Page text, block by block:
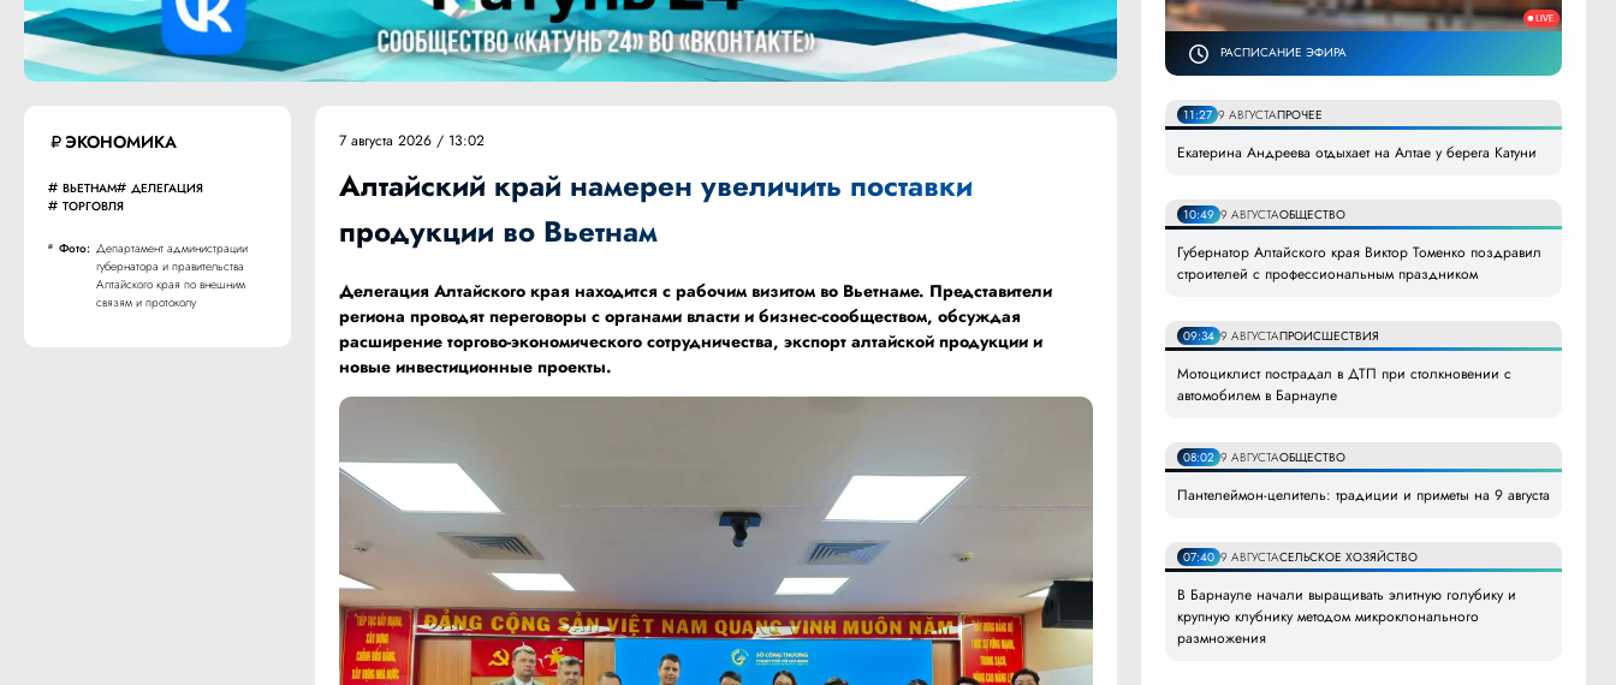
ЭКОНОМИКА
ВЬЕТНАМ
ДЕЛЕГАЦИЯ
ТОРГОВЛЯ
Фото: Департамент администрации
губернатора и правительства
Алтайского края по внешним
связям и протоколу
7 августа 2026 / 13:02
Алтайский край намерен увеличить поставки
продукции во Вьетнам
Делегация Алтайского края находится с рабочим визитом во Вьетнаме. Представители
региона проводят переговоры с органами власти и бизнес-сообществом, обсуждая
расширение торгово-экономического сотрудничества, экспорт алтайской продукции и
новые инвестиционные проекты.
РАСПИСАНИЕ ЭФИРА
11:27 9 АВГУСТАПРОЧЕЕ
Екатерина Андреева отдыхает на Алтае у берега Катуни
10:49 9 АВГУСТАОБЩЕСТВО
Губернатор Алтайского края Виктор Томенко поздравил
строителей с профессиональным праздником
09:34 9 АВГУСТАПРОИСШЕСТВИЯ
Мотоциклист пострадал в ДТП при столкновении с
автомобилем в Барнауле
08:02 9 АВГУСТАОБЩЕСТВО
Пантелеймон-целитель: традиции и приметы на 9 августа
07:40 9 АВГУСТАСЕЛЬСКОЕ ХОЗЯЙСТВО
В Барнауле начали выращивать элитную голубику и
крупную клубнику методом микроклонального
размножения